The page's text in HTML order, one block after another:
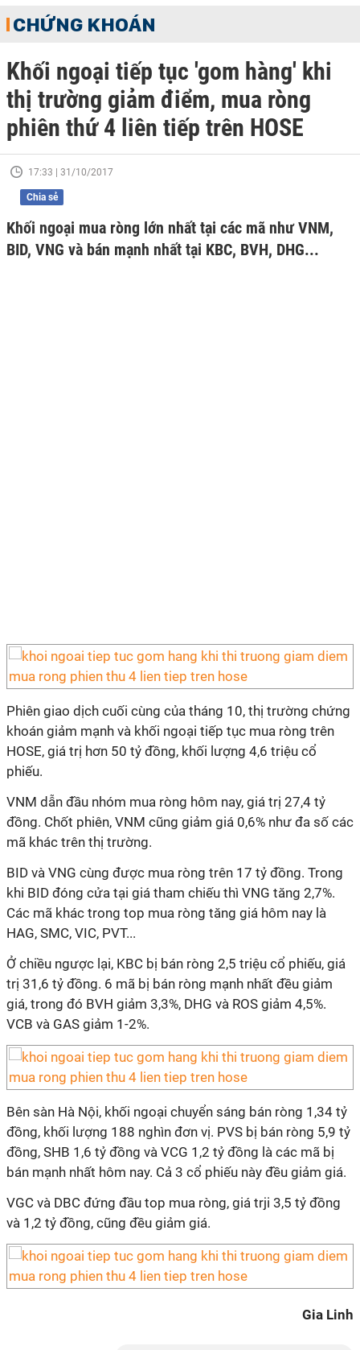
CHỨNG KHOÁN
Khối ngoại tiếp tục 'gom hàng' khi
thị trường giảm điểm, mua ròng
phiên thứ 4 liên tiếp trên HOSE
17:33 | 31/10/2017
Chia sẻ
Khối ngoại mua ròng lớn nhất tại các mã như VNM,
BID, VNG và bán mạnh nhất tại KBC, BVH, DHG...
Phiên giao dịch cuối cùng của tháng 10, thị trường chứng
khoán giảm mạnh và khối ngoại tiếp tục mua ròng trên
HOSE, giá trị hơn 50 tỷ đồng, khối lượng 4,6 triệu cổ
phiếu.
VNM dẫn đầu nhóm mua ròng hôm nay, giá trị 27,4 tỷ
đồng. Chốt phiên, VNM cũng giảm giá 0,6% như đa số các
mã khác trên thị trường.
BID và VNG cùng được mua ròng trên 17 tỷ đồng. Trong
khi BID đóng cửa tại giá tham chiếu thì VNG tăng 2,7%.
Các mã khác trong top mua ròng tăng giá hôm nay là
HAG, SMC, VIC, PVT...
Ở chiều ngược lại, KBC bị bán ròng 2,5 triệu cổ phiếu, giá
trị 31,6 tỷ đồng. 6 mã bị bán ròng mạnh nhất đều giảm
giá, trong đó BVH giảm 3,3%, DHG và ROS giảm 4,5%.
VCB và GAS giảm 1-2%.
Bên sàn Hà Nội, khối ngoại chuyển sáng bán ròng 1,34 tỷ
đồng, khối lượng 188 nghìn đơn vị. PVS bị bán ròng 5,9 tỷ
đồng, SHB 1,6 tỷ đồng và VCG 1,2 tỷ đồng là các mã bị
bán mạnh nhất hôm nay. Cả 3 cổ phiếu này đều giảm giá.
VGC và DBC đứng đầu top mua ròng, giá trji 3,5 tỷ đồng
và 1,2 tỷ đồng, cũng đều giảm giá.
Gia Linh